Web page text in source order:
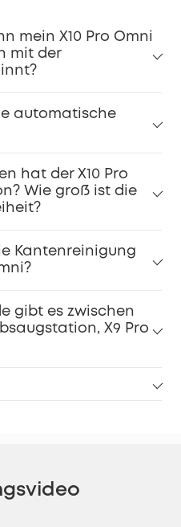
mein X10 Pro Omni
mit der
automatische
hat der X10 Pro
Wie groß ist die
Kantenreinigung
gibt es zwischen
X9 Pro